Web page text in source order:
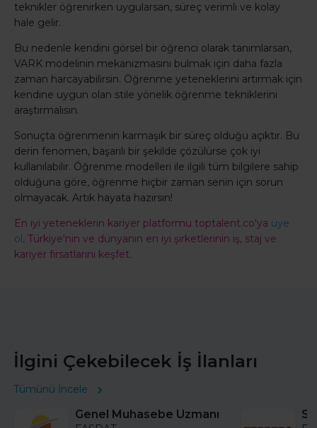
teknikler öğrenirken uygularsan, süreç verimli ve kolay
hale gelir.
Bu nedenle kendini görsel bir öğrenci olarak tanımlarsan,
VARK modelinin mekanizmasını bulmak için daha fazla
zaman harcayabilirsin. Öğrenme yeteneklerini artırmak için
kendine uygun olan stile yönelik öğrenme tekniklerini
araştırmalısın.
Sonuçta öğrenmenin karmaşık bir süreç olduğu açıktır. Bu
derin fenomen, başarılı bir şekilde çözülürse çok iyi
kullanılabilir. Öğrenme modelleri ile ilgili tüm bilgilere sahip
olduğuna göre, öğrenme hiçbir zaman senin için sorun
olmayacak. Artık hayata hazırsın!
En iyi yeteneklerin kariyer platformu toptalent.co'ya üye
ol, Türkiye'nin ve dünyanın en iyi şirketlerinin iş, staj ve
kariyer fırsatlarını keşfet.
İlgini Çekebilecek İş İlanları
Tümünü İncele
Genel Muhasebe Uzmanı